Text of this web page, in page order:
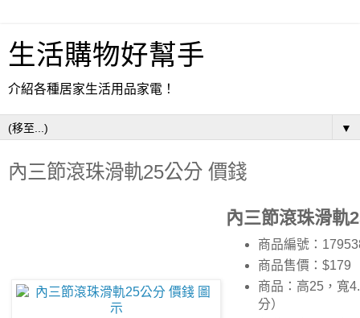
生活購物好幫手
介紹各種居家生活用品家電！
▼
內三節滾珠滑軌25公分 價錢
內三節滾珠滑軌
商品編號：
商品售價：$179
商品：高25，寬
分）